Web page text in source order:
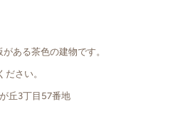
ある茶色の建物です。
さい。
丘3丁目57番地